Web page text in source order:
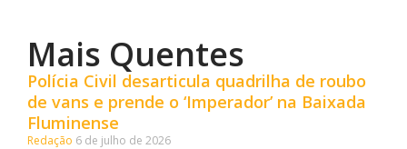
Mais Quentes
Polícia Civil desarticula quadrilha de roubo
de vans e prende o ‘Imperador’ na Baixada
Fluminense
Redação 6 de julho de 2026